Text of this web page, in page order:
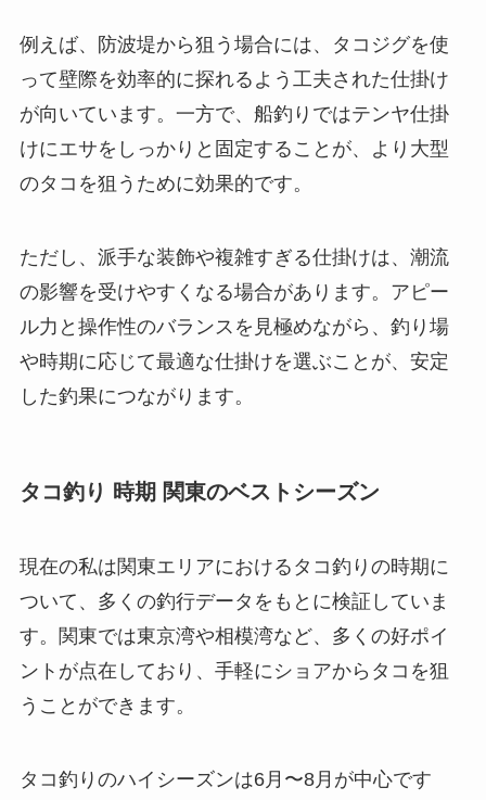
例えば、防波堤から狙う場合には、タコジグを使
って壁際を効率的に探れるよう工夫された仕掛け
が向いています。一方で、船釣りではテンヤ仕掛
けにエサをしっかりと固定することが、より大型
のタコを狙うために効果的です。
ただし、派手な装飾や複雑すぎる仕掛けは、潮流
の影響を受けやすくなる場合があります。アピー
ル力と操作性のバランスを見極めながら、釣り場
や時期に応じて最適な仕掛けを選ぶことが、安定
した釣果につながります。
タコ釣り 時期 関東のベストシーズン
現在の私は関東エリアにおけるタコ釣りの時期に
ついて、多くの釣行データをもとに検証していま
す。関東では東京湾や相模湾など、多くの好ポイ
ントが点在しており、手軽にショアからタコを狙
うことができます。
タコ釣りのハイシーズンは6月〜8月が中心です